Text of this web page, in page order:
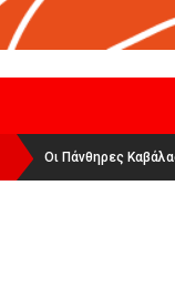
Οι Πάνθηρες Καβάλας
Basketball League 1
Αναχώρησε για τα
Γυναικών: